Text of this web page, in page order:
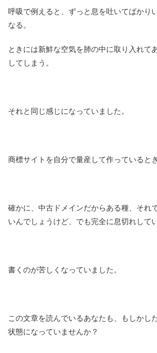
呼吸で例えると、ずっと息を吐いてばかり
なる。
ときには新鮮な空気を肺の中に取り入れて
してしまう。
それと同じ感じになっていました。
商標サイトを自分で量産して作っているとき
確かに、中古ドメインだからある種、それ
いんでしょうけど、でも完全に息切れして
書くのが苦しくなっていました。
この文章を読んでいるあなたも、もしかし
状態になっていませんか？